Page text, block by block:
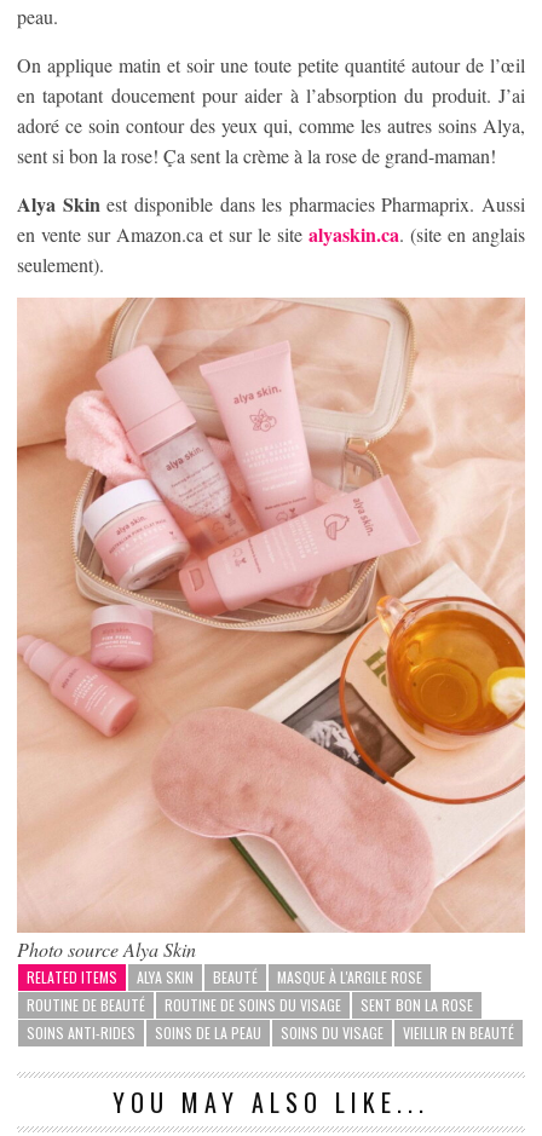
peau.
On applique matin et soir une toute petite quantité autour de l’œil
en tapotant doucement pour aider à l’absorption du produit. J’ai
adoré ce soin contour des yeux qui, comme les autres soins Alya,
sent si bon la rose! Ça sent la crème à la rose de grand-maman!
Alya Skin est disponible dans les pharmacies Pharmaprix. Aussi
en vente sur Amazon.ca et sur le site alyaskin.ca. (site en anglais
seulement).
Photo source Alya Skin
RELATED ITEMS ALYA SKIN BEAUTÉ
MASQUE À L'ARGILE ROSE
ROUTINE DE BEAUTÉ
ROUTINE DE SOINS DU VISAGE
SENT BON LA ROSE
SOINS ANTI-RIDES
SOINS DE LA PEAU SOINS DU VISAGE VIEILLIR EN BEAUTÉ
YOU MAY ALSO LIKE...